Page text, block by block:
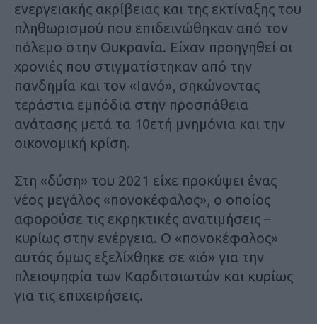
ενεργειακής ακρίβειας και της εκτίναξης του
πληθωρισμού που επιδεινώθηκαν από τον
πόλεμο στην Ουκρανία. Είχαν προηγηθεί οι
χρονιές που στιγματίστηκαν από την
πανδημία και τον «Ιανό», σηκώνοντας
τεράστια εμπόδια στην προσπάθεια
ανάτασης μετά τα 10ετή μνημόνια και την
οικονομική κρίση.
Στη «δύση» του 2021 είχε προκύψει ένας
νέος μεγάλος «πονοκέφαλος», ο οποίος
αφορούσε τις εκρηκτικές ανατιμήσεις –
κυρίως στην ενέργεια. Ο «πονοκέφαλος»
αυτός όμως εξελίχθηκε σε «ιό» για την
πλειοψηφία των Καρδιτσιωτών και κυρίως
για τις επιχειρήσεις.